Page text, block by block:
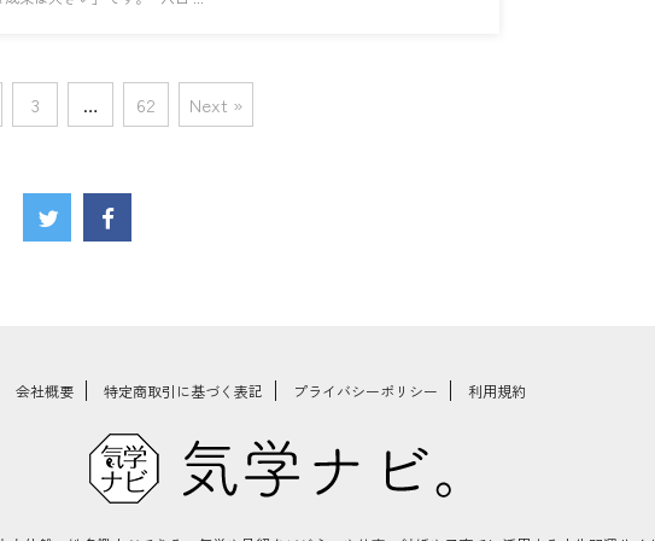
3 … 62 Next »
会社概要 特定商取引に基づく表記 プライバシーポリシー 利用規約